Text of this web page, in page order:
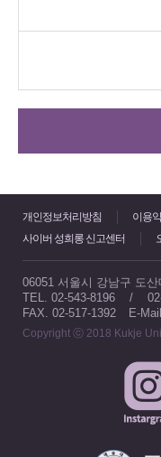
개인정보처리방침 이용
사이버 성희롱 신고센터
06051 서울시 강남구 도
TEL. 02-543-8196 /
FAX. 02-517-1392
E-
Copyright ⓒ 2018 Kukje